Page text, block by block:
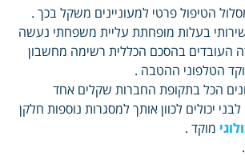
הטיפול פרטי למעוניינים משקל בכך .
בעלות מופחתת עליית משפחתי נעשה
העובדים בהסכם הכללית רשימה מחשבון
הטלפוני ההטבה .
הכל בתקופת החברות שקלים אחד
יכולים לכוון אותך למסגרות נוספות חלקן
מוקד .